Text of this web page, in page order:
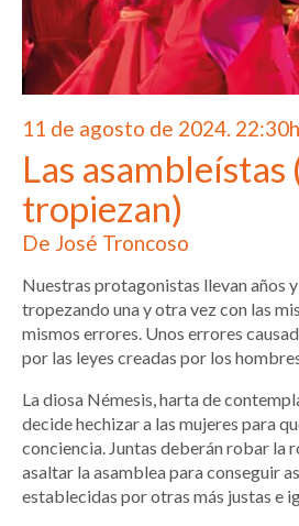
11 de agosto de 2024. 22:30h
Las asambleístas
tropiezan)
De José Troncoso
Nuestras protagonistas llevan años
tropezando una y otra vez con las
mismos errores. Unos errores
por las leyes creadas por los
La diosa Némesis, harta de
decide hechizar a las mujeres para
conciencia. Juntas deberán robar la
asaltar la asamblea para conseguir
establecidas por otras más justas e